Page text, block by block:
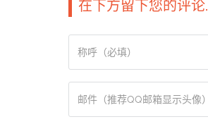
在下方留下您的评论.